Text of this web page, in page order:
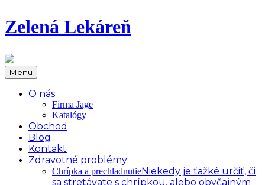
Zelená Lekáreň
Menu
O nás
Firma Jage
Katalógy
Obchod
Blog
Kontakt
Zdravotné problémy
Chrípka a prechladnutieNiekedy je ťažké určiť, či
sa stretávate s chrípkou, alebo obyčajným